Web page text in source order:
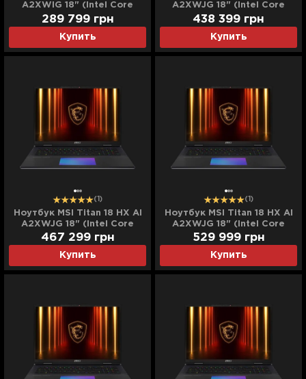
A2XWIG 18" (Intel Core
Ultra 9/64GB/4TB
(SSD)/RTX 5080)
(TITAN18HX AI A2XWIG-
269UA) (UA)
Купить
289 799 грн
A2XWJG 18" (Intel Core
Ultra 9/128GB/12TB
(SSD)/RTX 5090)
(A2XWJG-415US)
(Standard)
Купить
438 399 грн
(1)
Ноутбук MSI Titan 18 HX AI
A2XWJG 18" (Intel Core
Ultra 9/128GB/16TB
(SSD)/RTX 5090)
(A2XWJG-4151US)
(Standard)
Купить
467 299 грн
(1)
Ноутбук MSI Titan 18 HX AI
A2XWJG 18" (Intel Core
Ultra 9/128GB/24TB
(SSD)/RTX 5090)
(A2XWJG-4152US)
(Standard)
Купить
529 999 грн